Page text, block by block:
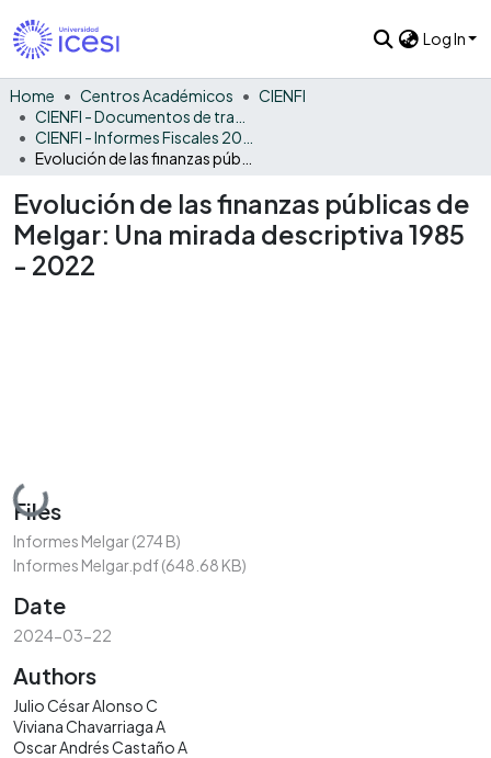
Log In
Home Centros Académicos
CIENFI
Evolución de las finanzas públicas de
Melgar: Una mirada descriptiva 1985
- 2022
Loading...
Files
Informes Melgar(274 B)
Informes Melgar.pdf(648.68 KB)
Date
2024-03-22
Authors
Julio César Alonso C
Viviana Chavarriaga A
Oscar Andrés Castaño A